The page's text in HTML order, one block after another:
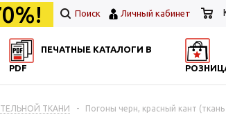
Поиск Личный кабинет
ПЕЧАТНЫЕ КАТАЛОГИ В
PDF
ТКАНИ -
Погоны черн, красный кант